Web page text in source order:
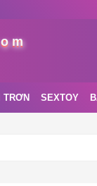
TRƠN SEXTOY